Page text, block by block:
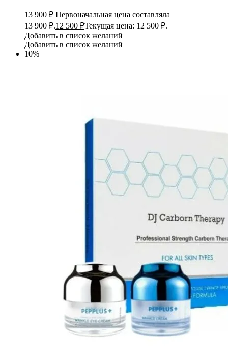
13 900₽ Первоначальная цена составляла
13 900 ₽.12 500 ₽Текущая цена: 12 500 ₽.
Добавить в список желаний
Добавить в список желаний
10%